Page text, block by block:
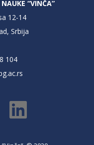
“VINČA”
12-14
Srbija
104